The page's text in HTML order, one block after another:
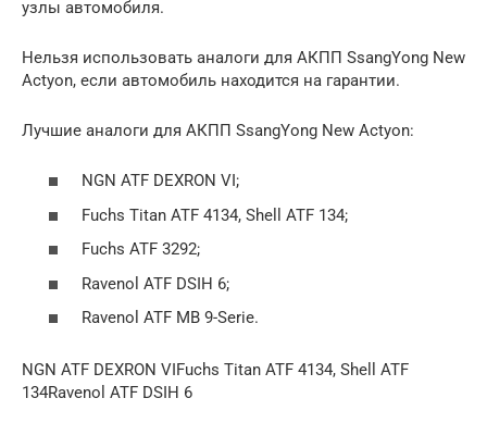
узлы автомобиля.
Нельзя использовать аналоги для АКПП SsangYong New
Actyon, если автомобиль находится на гарантии.
Лучшие аналоги для АКПП SsangYong New Actyon:
NGN ATF DEXRON VI;
Fuchs Titan ATF 4134, Shell ATF 134;
Fuchs ATF 3292;
Ravenol ATF DSIH 6;
Ravenol ATF MB 9-Serie.
NGN ATF DEXRON VIFuchs Titan ATF 4134, Shell ATF
134Ravenol ATF DSIH 6